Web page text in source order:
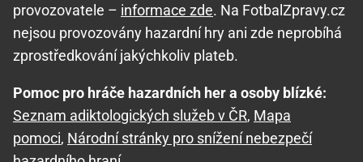
provozovatele – informace zde. Na FotbalZpravy.cz
nejsou provozovány hazardní hry ani zde neprobíhá
zprostředkování jakýchkoliv plateb.
Pomoc pro hráče hazardních her a osoby blízké:
Seznam adiktologických služeb v ČR, Mapa
pomoci, Národní stránky pro snížení nebezpečí